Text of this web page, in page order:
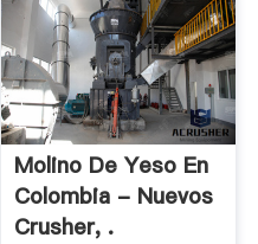
Molino De Yeso En
Colombia - Nuevos
Crusher, .